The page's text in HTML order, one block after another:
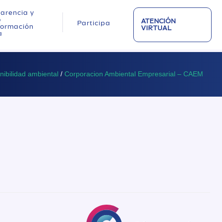
y
Participa
ATENCIÓN
VIRTUAL
ambiental / Corporacion Ambiental Empresarial – CAEM